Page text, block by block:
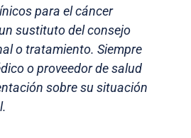
para el cáncer
sustituto del consejo
o tratamiento. Siempre
o proveedor de salud
sobre su situación